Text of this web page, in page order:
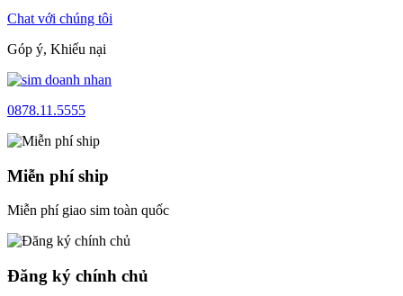
Chat với chúng tôi
Góp ý, Khiếu nại
0878.11.5555
Miễn phí ship
Miễn phí giao sim toàn quốc
Đăng ký chính chủ